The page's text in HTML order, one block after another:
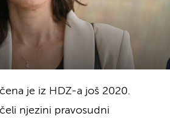
je iz HDZ-a još 2020.
njezini pravosudni